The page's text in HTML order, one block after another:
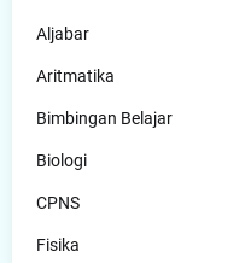
Aljabar
Aritmatika
Bimbingan Belajar
Biologi
CPNS
Fisika